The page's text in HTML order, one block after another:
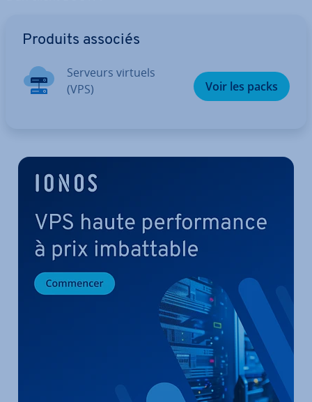
Produits associés
Serveurs virtuels
(VPS)
Voir les packs